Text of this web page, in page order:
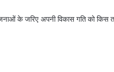
के जरिए अपनी विकास गति को किस